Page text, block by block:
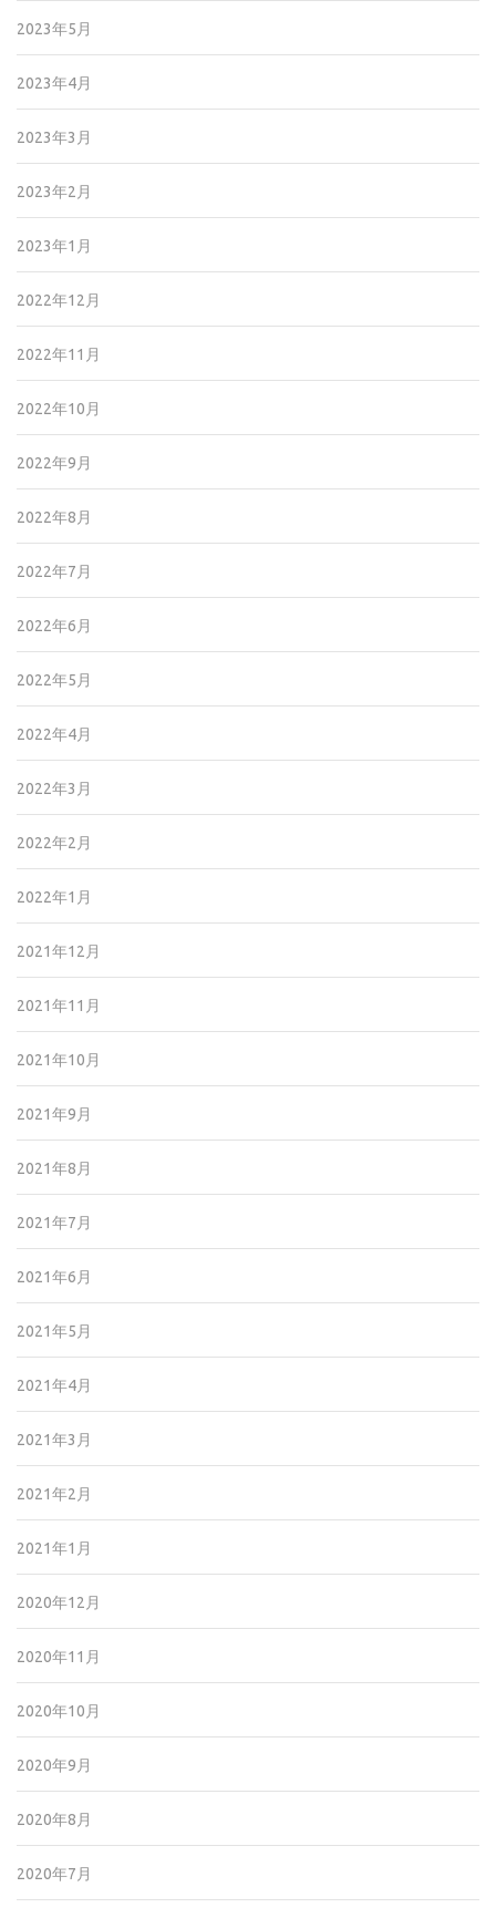
2023年5月
2023年4月
2023年3月
2023年2月
2023年1月
2022年12月
2022年11月
2022年10月
2022年9月
2022年8月
2022年7月
2022年6月
2022年5月
2022年4月
2022年3月
2022年2月
2022年1月
2021年12月
2021年11月
2021年10月
2021年9月
2021年8月
2021年7月
2021年6月
2021年5月
2021年4月
2021年3月
2021年2月
2021年1月
2020年12月
2020年11月
2020年10月
2020年9月
2020年8月
2020年7月